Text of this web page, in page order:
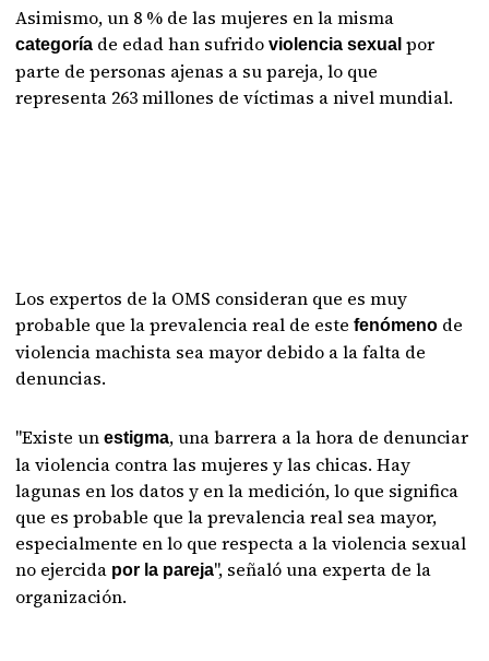
Asimismo, un 8 % de las mujeres en la misma
categoría de edad han sufridoviolencia sexual por
parte de personas ajenas a su pareja, lo que
representa 263 millones de víctimas a nivel mundial.
Los expertos de la OMS consideran que es muy
probable que la prevalencia real de estefenómeno de
violencia machista sea mayor debido a la falta de
denuncias.
"Existe unestigma, una barrera a la hora de denunciar
la violencia contra las mujeres y las chicas. Hay
lagunas en los datos y en la medición, lo que significa
que es probable que la prevalencia real sea mayor,
especialmente en lo que respecta a la violencia sexual
no ejercida por la pareja", señaló una experta de la
organización.